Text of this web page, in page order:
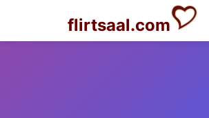
flirtsaal.com